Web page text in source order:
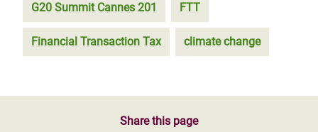
G20 Summit Cannes 201 FTT
Financial Transaction Tax climate change
Share this page